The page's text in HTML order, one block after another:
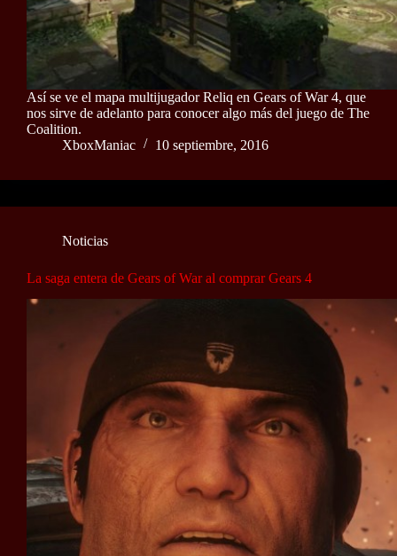
Así se ve el mapa multijugador Reliq en Gears of War 4, que
nos sirve de adelanto para conocer algo más del juego de The
Coalition.
XboxManiac
10 septiembre, 2016
Noticias
La saga entera de Gears of War al comprar Gears 4